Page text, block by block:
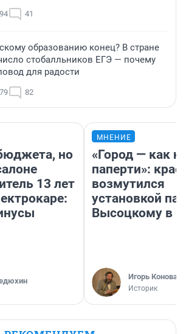
41
образованию конец? В стране
стобалльников ЕГЭ — почему
для радости
82
но
13 лет
МНЕНИЕ
«Город — как
паперти»:
возмутился
установкой
Высоцкому в
Игорь
Историк